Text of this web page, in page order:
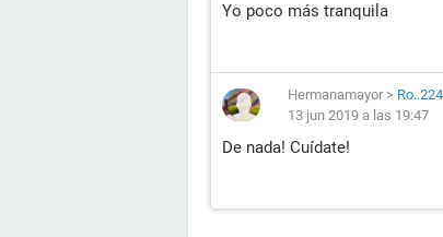
Yo poco más tranquila
Hermanamayor >
13 jun 2019 a las 19:47
De nada! Cuídate!